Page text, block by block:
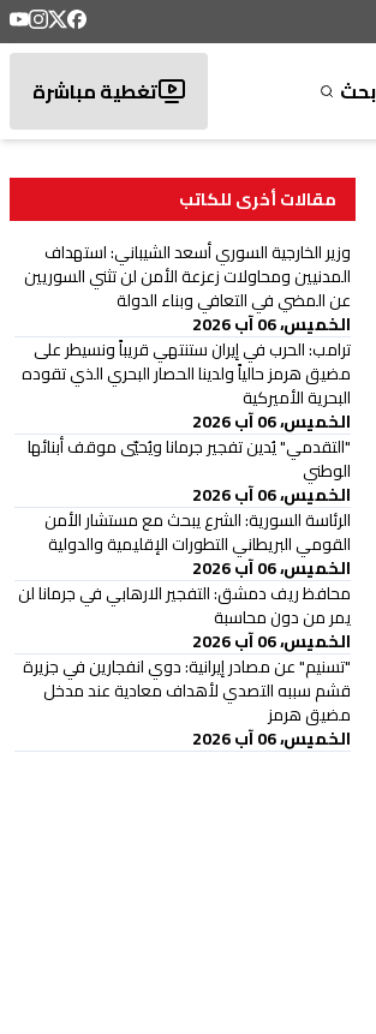
تغطية مباشرة
مقالات أخرى للكاتب
وزير الخارجية السوري أسعد الشيباني: استهداف
المدنيين ومحاولات زعزعة الأمن لن تثني السوريين
عن المضي في التعافي وبناء الدولة
الخميس، 06 آب 2026
ترامب: الحرب في إيران ستنتهي قريباً ونسيطر على
مضيق هرمز حالياً ولدينا الحصار البحري الذي تقوده
البحرية الأميركية
الخميس، 06 آب 2026
"التقدمي" يُدين تفجير جرمانا ويُحيّي موقف أبنائها
الوطني
الخميس، 06 آب 2026
الرئاسة السورية: الشرع يبحث مع مستشار الأمن
القومي البريطاني التطورات الإقليمية والدولية
الخميس، 06 آب 2026
محافظ ريف دمشق: التفجير الارهابي في جرمانا لن
يمر من دون محاسبة
الخميس، 06 آب 2026
"تسنيم" عن مصادر إيرانية: دوي انفجارين في جزيرة
قشم سببه التصدي لأهداف معادية عند مدخل
مضيق هرمز
الخميس، 06 آب 2026